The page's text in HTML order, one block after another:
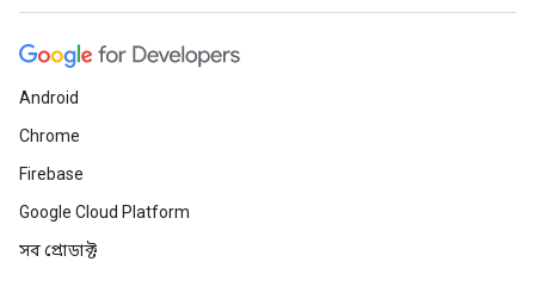
Android
Chrome
Firebase
Google Cloud Platform
সব প্রোডাক্ট